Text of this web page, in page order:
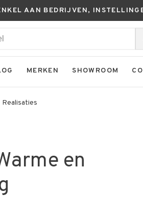
AAN BEDRIJVEN,
MERKEN SHOWROOM
Realisaties
en